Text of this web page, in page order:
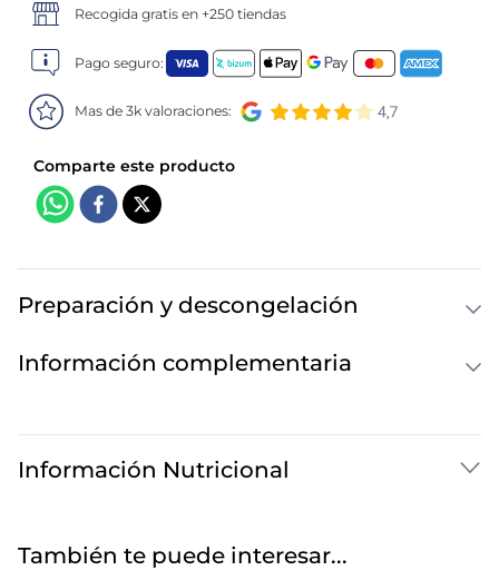
Recogida gratis en +250 tiendas
Pago seguro:
Mas de 3k valoraciones:
Preparación y descongelación
Información complementaria
Información Nutricional
También te puede interesar...
10. listísimos